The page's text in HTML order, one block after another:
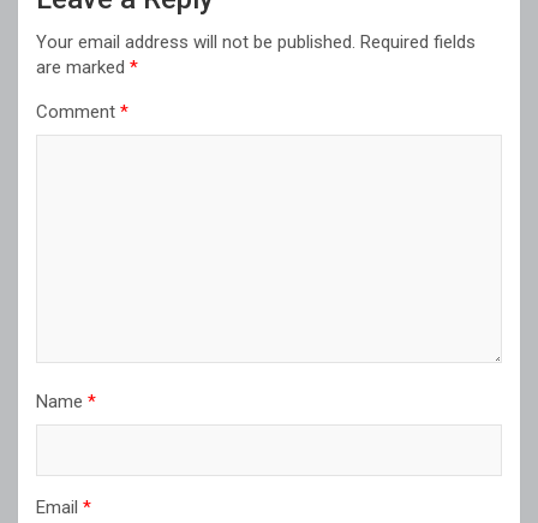
Your email address will not be published. Required fields
are marked *
Comment *
Name *
Email *